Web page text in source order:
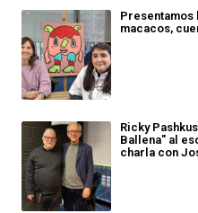
Presentamos
macacos,
Ricky
Ballena" al
charla con